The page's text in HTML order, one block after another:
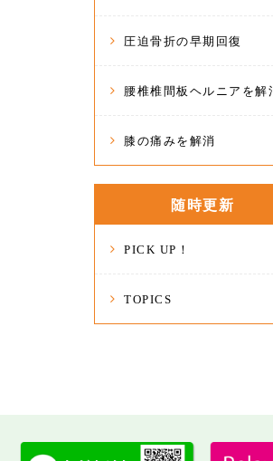
圧迫骨折の早期回復
腰椎椎間板ヘルニアを解
膝の痛みを解消
随時更新
PICK UP！
TOPICS